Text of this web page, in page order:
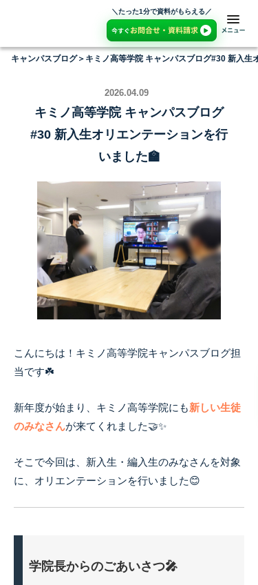
＼たった1分で資料がもらえる／
キャンパスブログ＞ キミノ高等学院 キャンパスブログ#30 新入生
2026.04.09
キミノ高等学院 キャンパスブログ
#30 新入生オリエンテーションを行
いました🏫
こんにちは！キミノ高等学院キャンパスブログ担
当です☘️
新年度が始まり、キミノ高等学院にも新しい生徒
のみなさんが来てくれました🤝✨
そこで今回は、新入生・編入生のみなさんを対象
に、オリエンテーションを行いました😊
学院長からのごあいさつ🎤